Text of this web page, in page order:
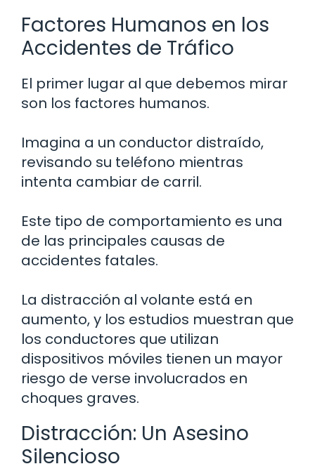
Factores Humanos en los
Accidentes de Tráfico
El primer lugar al que debemos mirar
son los factores humanos.
Imagina a un conductor distraído,
revisando su teléfono mientras
intenta cambiar de carril.
Este tipo de comportamiento es una
de las principales causas de
accidentes fatales.
La distracción al volante está en
aumento, y los estudios muestran que
los conductores que utilizan
dispositivos móviles tienen un mayor
riesgo de verse involucrados en
choques graves.
Distracción: Un Asesino
Silencioso